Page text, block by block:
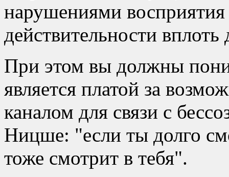
нарушениями
действительности
При этом вы должны
является платой за
каналом для связи с
Ницше:
если ты долго
тоже смотрит в тебя .